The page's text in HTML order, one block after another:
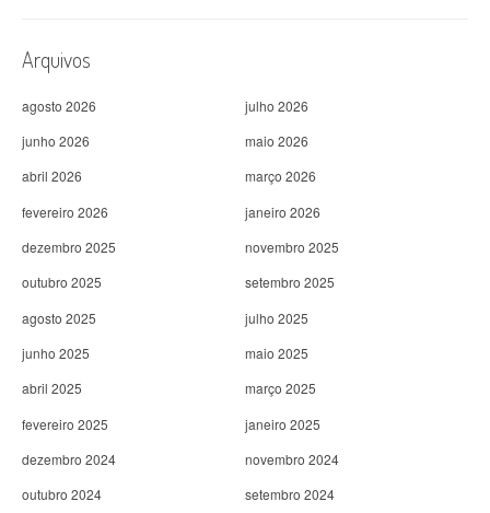
Arquivos
agosto 2026
julho 2026
junho 2026
maio 2026
abril 2026
março 2026
fevereiro 2026
janeiro 2026
dezembro 2025
novembro 2025
outubro 2025
setembro 2025
agosto 2025
julho 2025
junho 2025
maio 2025
abril 2025
março 2025
fevereiro 2025
janeiro 2025
dezembro 2024
novembro 2024
outubro 2024
setembro 2024